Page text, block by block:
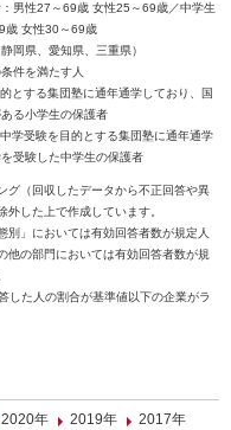
男性27～69歳 女性25～69歳／中学生
歳 女性30～69歳
岡県、愛知県、三重県）
件を満たす人
とする集団塾に通年通学しており、国
る小学生の保護者
学受験を目的とする集団塾に通年通学
受験した中学生の保護者
グ（回収したデータから不正回答や異
した上で作成しています。
」においては有効回答者数が規定人
他の部門においては有効回答者数が規
た人の割合が基準値以下の企業がラ
2020年 2019年
2017年